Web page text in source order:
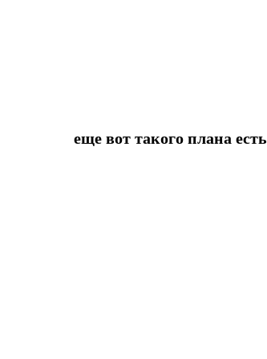
еще вот такого плана есть